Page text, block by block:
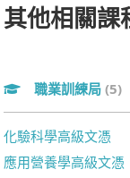
其他相關課
職業訓練局 (5)
化驗科學高級文憑
應用營養學高級文憑